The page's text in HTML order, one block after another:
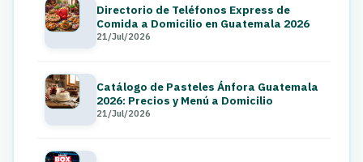
Directorio de Teléfonos Express de
Comida a Domicilio en Guatemala 2026
21/Jul/2026
Catálogo de Pasteles Ánfora Guatemala
2026: Precios y Menú a Domicilio
21/Jul/2026